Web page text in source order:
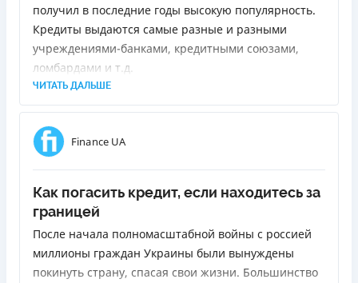
получил в последние годы высокую популярность.
Кредиты выдаются самые разные и разными
учреждениями-банками, кредитными союзами,
ломбардами и т.д.
ЧИТАТЬ ДАЛЬШЕ
Finance UA
Как погасить кредит, если находитесь за
границей
После начала полномасштабной войны с россией
миллионы граждан Украины были вынуждены
покинуть страну, спасая свои жизни. Большинство